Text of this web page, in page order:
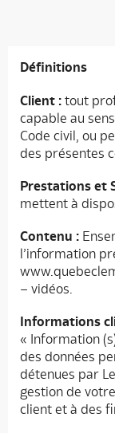
Définitions
Client : tout
capable au
Code civil, ou
des présentes
Prestations et
mettent à
Contenu :
l’information
– vidéos.
Informations
« Information
des données
détenues par
gestion de
client et à des